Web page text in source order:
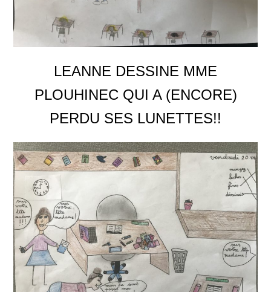
LEANNE DESSINE MME
PLOUHINEC QUI A (ENCORE)
PERDU SES LUNETTES!!